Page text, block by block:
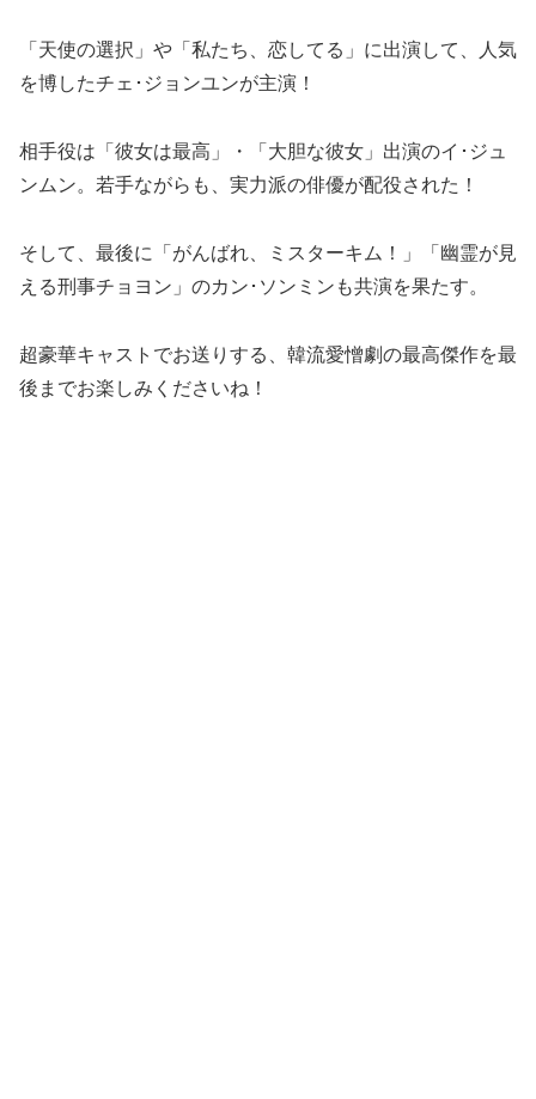
「天使の選択」や「私たち、恋してる」に出演して、人気
を博したチェ･ジョンユンが主演！
相手役は「彼女は最高」・「大胆な彼女」出演のイ･ジュ
ンムン。若手ながらも、実力派の俳優が配役された！
そして、最後に「がんばれ、ミスターキム！」「幽霊が見
える刑事チョヨン」のカン･ソンミンも共演を果たす。
超豪華キャストでお送りする、韓流愛憎劇の最高傑作を最
後までお楽しみくださいね！